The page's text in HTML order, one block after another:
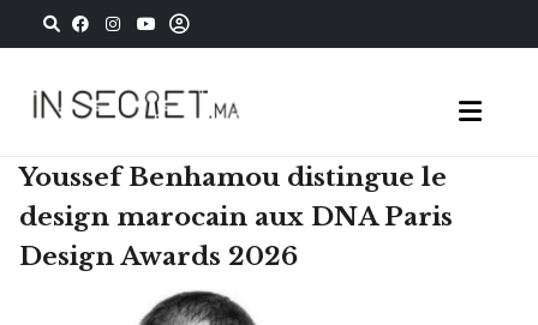
Youssef Benhamou distingue le
design marocain aux DNA Paris
Design Awards 2026